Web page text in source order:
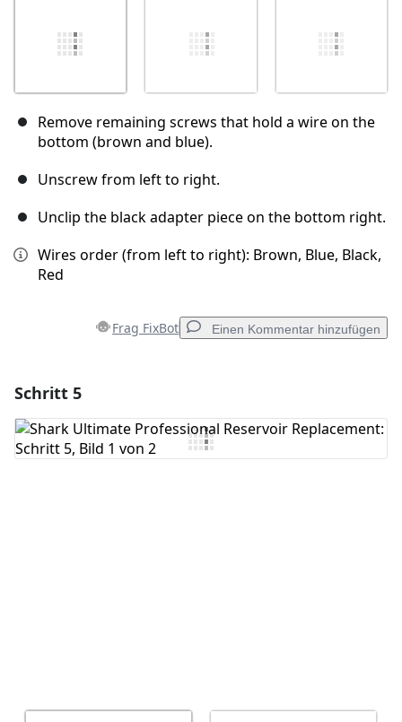
Remove remaining screws that hold a wire on the
bottom (brown and blue).
Unscrew from left to right.
Unclip the black adapter piece on the bottom right.
Wires order (from left to right): Brown, Blue, Black,
Red
Frag FixBot Einen Kommentar hinzufügen
Kommentar hinzufügen
Schritt 5